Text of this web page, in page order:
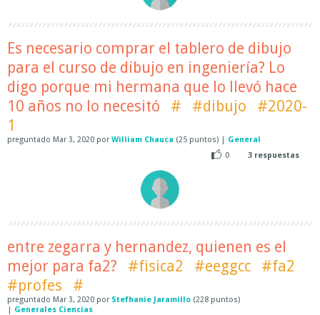
Es necesario comprar el tablero de dibujo
para el curso de dibujo en ingeniería? Lo
digo porque mi hermana que lo llevó hace
10 años no lo necesitó
# #dibujo
#2020-
1
preguntado Mar 3, 2020 por William Chauca (25 puntos) | General
0
3 respuestas
entre zegarra y hernandez, quienen es el
mejor para fa2?
#fisica2 #eeggcc
#fa2
#profes
#
preguntado Mar 3, 2020 por Stefhanie Jaramillo (228 puntos)
| Generales Ciencias